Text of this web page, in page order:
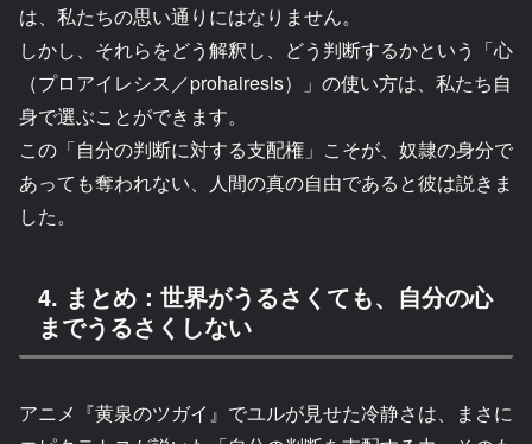
は、私たちの思い通りにはなりません。
しかし、それらをどう解釈し、どう判断するかという「心
（プロアイレシス／prohairesis）」の使い方は、私たち自
身で選ぶことができます。
この「自分の判断に対する支配権」こそが、奴隷の身分で
あっても奪われない、人間の真の自由であると彼は説きま
した。
4. まとめ：世界がうるさくても、自分の心
までうるさくしない
アニメ『黄泉のツガイ』でユルが見せた冷静さは、まさに